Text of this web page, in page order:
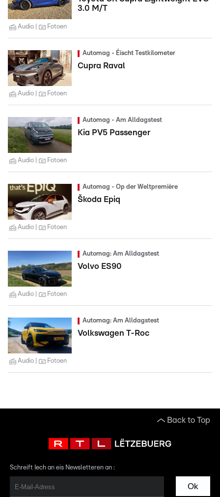
3.0 M/T
Audio Fotoen
Automag - Éischt Testkilometer
Cupra Raval
Audio Fotoen
Automag - Am Alldagstest
Kia PV5 Passenger
Audio Fotoen
Automag - Op der Weltpremière
Škoda Epiq
Audio Fotoen
Automag: Am Alldagstest
Volvo ES90
Audio Fotoen
Automag: Am Alldagstest
Volkswagen T-Roc
Audio Fotoen
Back to Top
Schreift Iech an eis Newsletteren an :
Ok